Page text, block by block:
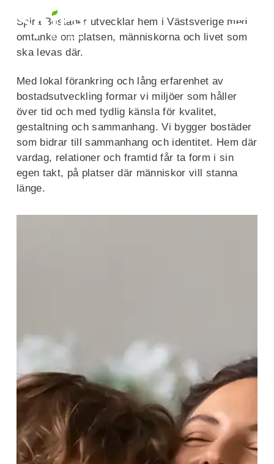
Spira Bostäder utvecklar hem i Västsverige med
omtanke om platsen, människorna och livet som
ska levas där.
Med lokal förankring och lång er­faren­het av
bostads­utveckling formar vi miljöer som håller
över tid och med tydlig känsla för kvalitet,
gestaltning och sam­man­hang. Vi bygger bostäder
som bidrar till sam­man­hang och identitet. Hem där
vardag, rela­tio­ner och framtid får ta form i sin
egen takt, på platser där människor vill stanna
länge.